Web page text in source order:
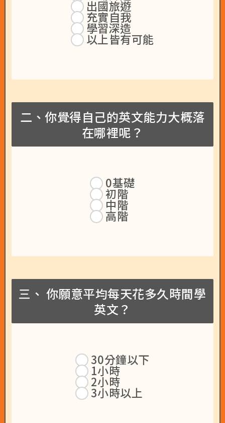
出國旅遊
充實自我
學習深造
以上皆有可能
二、你覺得自己的英文能力大概落
在哪裡呢？
0基礎
初階
中階
高階
三、 你願意平均每天花多久時間學
英文？
30分鐘以下
1小時
2小時
3小時以上